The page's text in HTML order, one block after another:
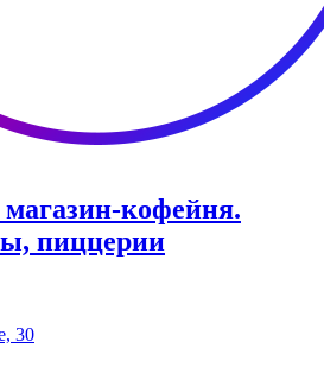
кофейня.
пиццерии
30